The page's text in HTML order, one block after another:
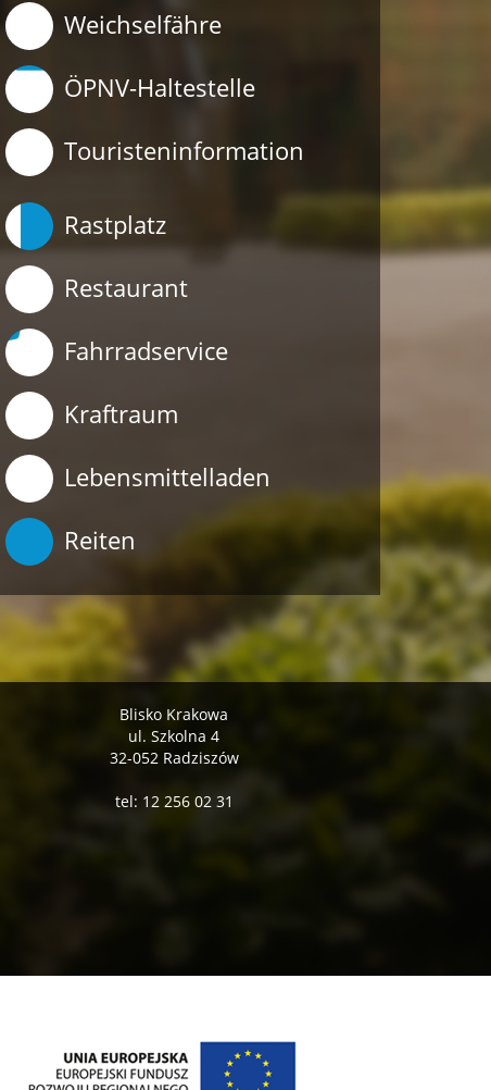
Weichselfähre
ÖPNV-Haltestelle
Touristeninformation
Rastplatz
Restaurant
Fahrradservice
Kraftraum
Lebensmittelladen
Reiten
Blisko Krakowa
ul. Szkolna 4
32-052 Radziszów
tel: 12 256 02 31